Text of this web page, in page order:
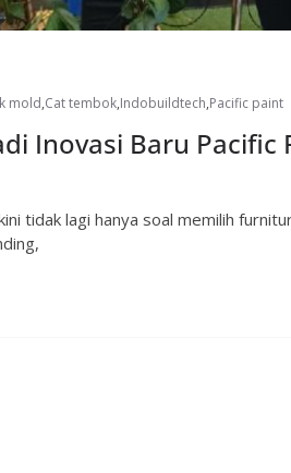
mold,Cat tembok,Indobuildtech,Pacific paint
Inovasi Baru Pacific
tidak lagi hanya soal memilih